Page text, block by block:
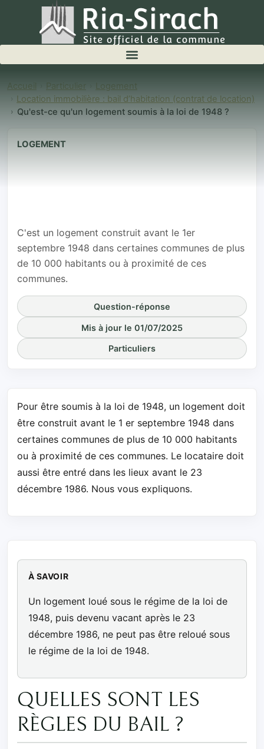
Accueil Particulier
Logement
Location immobilière : bail d’habitation (contrat de location)
Qu'est-ce qu'un logement soumis à la loi de 1948 ?
LOGEMENT
Qu'est-ce qu'un
logement
C'est un logement construit avant le 1er
septembre 1948 dans certaines communes de plus
de 10 000 habitants ou à proximité de ces
communes.
Question-réponse
Mis à jour le 01/07/2025
Particuliers
Pour être soumis à la loi de 1948, un logement doit
être construit avant le 1 er septembre 1948 dans
certaines communes de plus de 10 000 habitants
ou à proximité de ces communes. Le locataire doit
aussi être entré dans les lieux avant le 23
décembre 1986. Nous vous expliquons.
À SAVOIR
Un logement loué sous le régime de la loi de
1948, puis devenu vacant après le 23
décembre 1986, ne peut pas être reloué sous
le régime de la loi de 1948.
QUELLES SONT LES
RÈGLES DU BAIL ?